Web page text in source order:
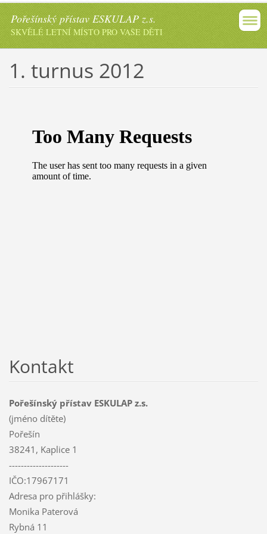
Pořešínský přístav ESKULAP z.s.
SKVĚLÉ LETNÍ MÍSTO PRO VAŠE DĚTI
1. turnus 2012
Kontakt
Pořešínský přístav ESKULAP z.s.
(jméno dítěte)
Pořešín
38241, Kaplice 1
--------------------
IČO:17967171
Adresa pro přihlášky:
Monika Paterová
Rybná 11